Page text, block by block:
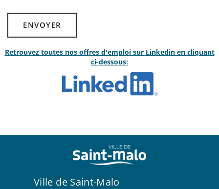
ENVOYER
Retrouvez toutes nos offres d'emploi sur Linkedin en cliquant
ci-dessous:
Ville de Saint-Malo